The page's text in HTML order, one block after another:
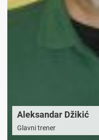
Aleksandar Džikić
Glavni trener